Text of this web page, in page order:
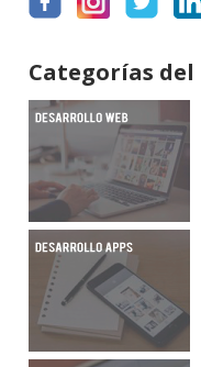
Categorías del